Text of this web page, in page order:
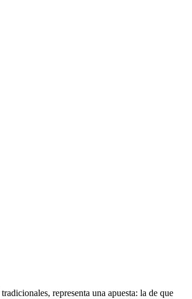
tradicionales, representa una apuesta: la de que